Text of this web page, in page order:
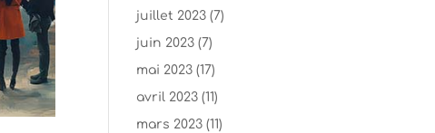
juillet 2023 (7)
juin 2023 (7)
mai 2023 (17)
avril 2023 (11)
mars 2023 (11)